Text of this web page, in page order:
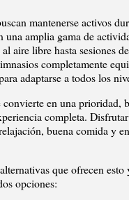
mantenerse activos
una amplia gama de
aire libre hasta sesiones
completamente
adaptarse a todos los
convierte en una prioridad,
completa.
buena comida y
que ofrecen esto
opciones: